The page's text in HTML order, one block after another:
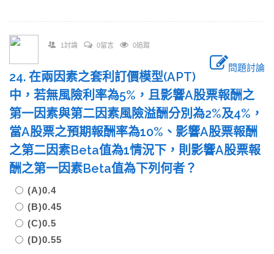
1討論 0留言 0追蹤
問題討論
24. 在兩因素之套利訂價模型(APT)
中，若無風險利率為5%，且影響A股票報酬之
第一因素與第二因素風險溢酬分別為2%及4%，
當A股票之預期報酬率為10%、影響A股票報酬
之第二因素Beta值為1情況下，則影響A股票報
酬之第一因素Beta值為下列何者？
(A)0.4
(B)0.45
(C)0.5
(D)0.55